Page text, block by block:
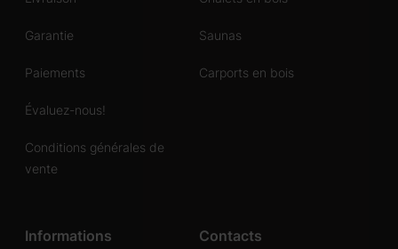
Garantie
Paiements
Évaluez-nous!
Conditions générales de
vente
Saunas
Carports en bois
Informations
Contacts